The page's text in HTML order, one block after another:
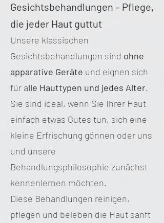
Gesichtsbehandlungen – Pflege,
die jeder Haut guttut
Unsere klassischen
Gesichtsbehandlungen sind ohne
apparative Geräte und eignen sich
für alle Hauttypen und jedes Alter.
Sie sind ideal, wenn Sie Ihrer Haut
einfach etwas Gutes tun, sich eine
kleine Erfrischung gönnen oder uns
und unsere
Behandlungsphilosophie zunächst
kennenlernen möchten.
Diese Behandlungen reinigen,
pflegen und beleben die Haut sanft